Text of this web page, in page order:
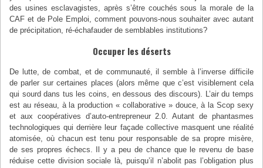
des usines esclavagistes, après s’être couchés sous la morale de la
CAF et de Pole Emploi, comment pouvons-nous souhaiter avec autant
de précipitation, ré-échafauder de semblables institutions?
Occuper les déserts
De lutte, de combat, et de communauté, il semble à l’inverse difficile
de parler sur certaines places (alors même que c’est visiblement cela
qui sourd dans tus les coins, en dessous des discours). L’air du temps
est au réseau, à la production « collaborative » douce, à la Scop sexy
et aux coopératives d’auto-entrepreneur 2.0. Autant de phantasmes
technologiques qui derrière leur façade collective masquent une réalité
atomisée, où chacun est tenu pour responsable de sa propre misère,
de ses propres échecs. Il y a peu de chance que le revenu de base
réduise cette division sociale là, puisqu’il n’abolit pas l’obligation plus